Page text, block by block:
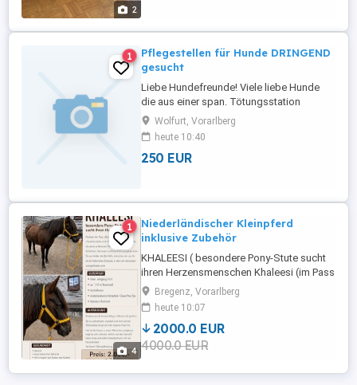
2
1
Pflegestellen für Hunde DRINGEND
gesucht
Liebe Hundefreunde! Viele liebe Hunde
die aus einer span. Tötungsstation
gerettet wurden, suchen nun ein neues
Zuhause in Österreich. Sie sind gesund,
mehrfach geimpft, auf alle wichtigen
Krankheiten negativ getestet (ansonsten
Wolfurt, Vorarlberg
heute 10:40
250 EUR
4
1
Niederländischer Kleinpferd
inklusive Zubehör
KHALEESI ( besondere Pony-Stute sucht
ihren Herzensmenschen Khaleesi (im Pass
Black Beauty'") ist eine charakterstarke
und intelligente Kleinpferd-Stute, die einen
erfahrenen Menschen sucht, der ihr
Sicherheit, Vertrauen und klare Führung
geben kann. Da uns leider die Zeit fehlt,
Bregenz, Vorarlberg
heute 10:07
2000.0 EUR
4000.0 EUR